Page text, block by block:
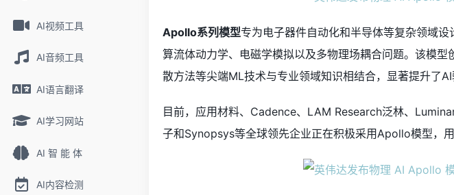
AI视频工具
AI音频工具
AI语言翻译
AI学习网站
AI 智 能 体
AI内容检测
Apollo系列模型专为电子器件自动化和半导体等复杂领域
算流体动力学、电磁学模拟以及多物理场耦合问题。该模
散方法等尖端ML技术与专业领域知识相结合，显著提升了AI
目前，应用材料、Cadence、LAM Research泛林、
子和Synopsys等全球领先企业正在积极采用Apollo模型，用